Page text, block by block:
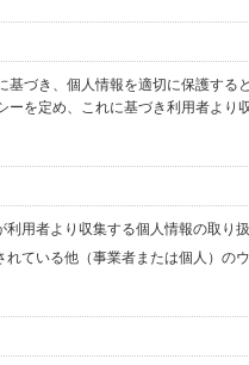
づき、個人情報を適切に保護する
を定め、これに基づき利用者より
用者より収集する個人情報の取り
ている他（事業者または個人）の